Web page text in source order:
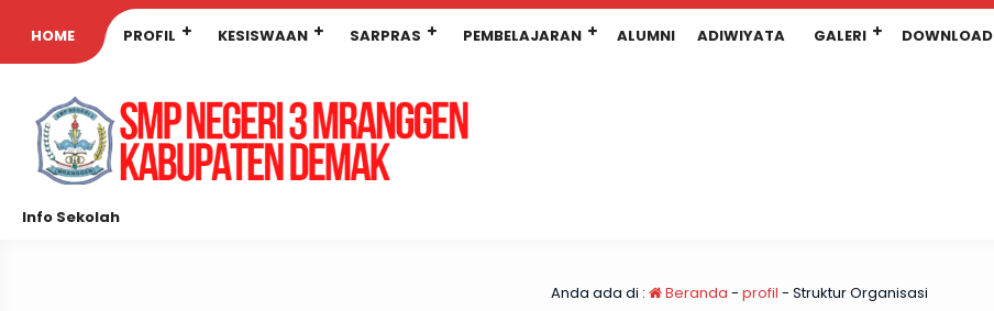
HOME PROFIL KESISWAAN SARPRAS PEMBELAJARAN ALUMNI ADIWIYATA GALERI DOWNLOAD
Info Sekolah
Anda ada di : Beranda - profil - Struktur Organisasi